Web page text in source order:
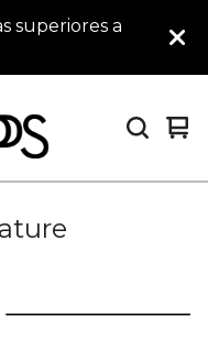
superiores a
Ver
0